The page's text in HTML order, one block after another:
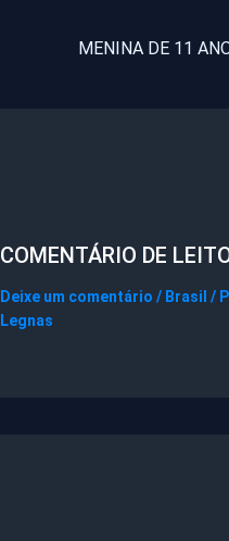
COMENTÁRIO DE
Deixe um comentário / Brasil /
Legnas